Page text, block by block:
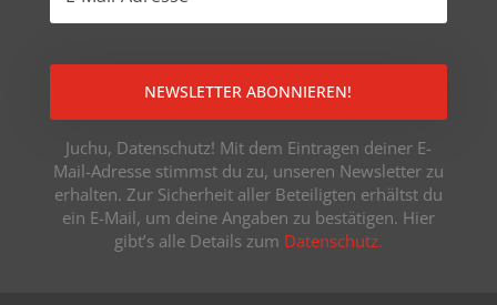
NEWSLETTER ABONNIEREN!
Juchu, Datenschutz! Mit dem Eintragen deiner E-
Mail-Adresse stimmst du zu, unseren Newsletter zu
erhalten. Zur Sicherheit aller Beteiligten erhältst du
ein E-Mail, um deine Angaben zu bestätigen. Hier
gibt’s alle Details zum Datenschutz.